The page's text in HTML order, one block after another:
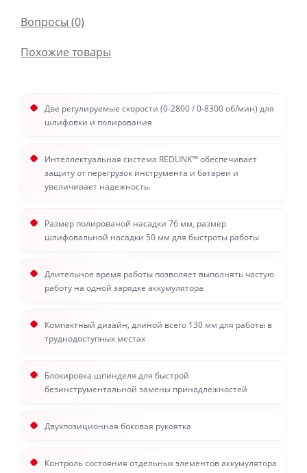
Вопросы (0)
Похожие товары
Две регулируемые скорости (0-2800 / 0-8300 об/мин) для
шлифовки и полирования
Интеллектуальная система REDLINK™ обеспечивает
защиту от перегрузок инструмента и батареи и
увеличивает надежность.
Размер полированой насадки 76 мм, размер
шлифовальной насадки 50 мм для быстроты работы
Длительное время работы позволяет выполнять частую
работу на одной зарядке аккумулятора
Компактный дизайн, длиной всего 130 мм для работы в
труднодоступных местах
Блокировка шпинделя для быстрой
безинструментальной замены принадлежностей
Двухпозиционная боковая рукоятка
Контроль состояния отдельных элементов аккумулятора